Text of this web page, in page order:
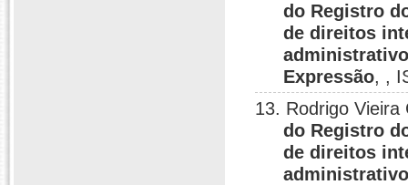
do Registro
de direitos
Expressão, ,
13. Rodrigo
do Registro
de direitos